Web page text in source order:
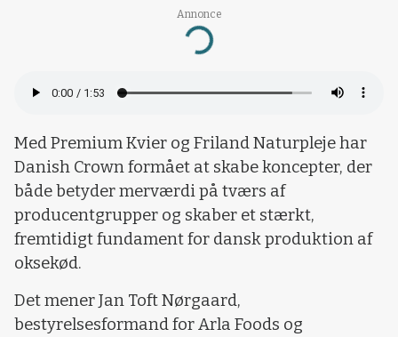
Annonce
Loading...
Med Premium Kvier og Friland Naturpleje har
Danish Crown formået at skabe koncepter, der
både betyder merværdi på tværs af
producentgrupper og skaber et stærkt,
fremtidigt fundament for dansk produktion af
oksekød.
Det mener Jan Toft Nørgaard,
bestyrelsesformand for Arla Foods og